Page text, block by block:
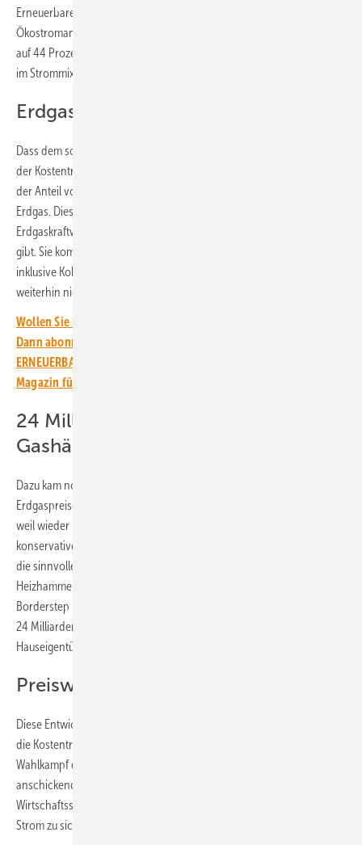
Erneuerbaren im Strommix am geringsten ist. Während der
Ökostromanteil im Januar noch bei 51 Prozent lag, sank er im Februar
auf 44 Prozent. Damit wird klar: Je höher der Anteil der Erneuerbaren
im Strommix ist, desto geringer sind die Strompreise an der Börse.
Erdgas ist derzeit der Kostentreiber
Dass dem so ist, ist schon seit vielen Jahren klar. Es ist auch klar, wer
der Kostentreiber der Strompreise an der Börse ist. Denn je geringer
der Anteil von Wind- und Solarstrom, desto höher steigt der Anteil an
Erdgas. Diese Entwicklung ist nicht neu, sind doch die
Erdgaskraftwerke derzeit die teuerste Technologie, die es am Markt
gibt. Sie kommt erst zum Zuge, wenn alle anderen Technologien
inklusive Kohlekraftwerke geliefert haben, die Spitzenlast aber
weiterhin nicht abdecken können.
Wollen Sie über die Energiewende auf dem Laufenden bleiben?
Dann abonnieren Sie einfach den kostenlosen Newsletter von
ERNEUERBARE ENERGIEN – dem größten verbandsunabhängigen
Magazin für erneuerbare Energien in Deutschland!
24 Milliarden für internationale
Gashändler
Dazu kam noch, dass nach Angaben von Rabot Energy die
Erdgaspreise im Februar auch noch sehr hoch waren – nicht zuletzt,
weil wieder mehr Gas verheizt wird, dank der Hetzkampagne
konservativer und rechtspopulistischer Akteure und Medien gegen
die sinnvolle Heizung mit erneuerbaren Energien – Stichwort
Heizhammer. Dieser verhinderte Ausbau hat nach Berechnungen des
Borderstep Instituts den internationalen Gashändlern voraussichtlich
24 Milliarden Euro zusätzliche Gewinne beschert, die die deutschen
Hauseigentümer und Mieter ihnen überwiesen haben
Preiswerter Strom für die Wirtschaft
Diese Entwicklung ist nicht ungewöhnlich. Sie zeigt aber deutlich, wer
die Kostentreiber auf dem Strommarkt sind. Schließlich haben alle im
Wahlkampf deutlich immer wieder vernommen, dass sich die neu
anschickende Bundesregierung darauf konzentrieren will, den
Wirtschaftsstandort Deutschland unter anderem mit preiswertem
Strom zu sichern.